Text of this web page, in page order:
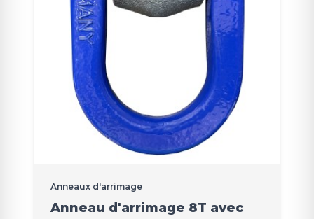
Anneaux d'arrimage
Anneau d'arrimage 8T avec